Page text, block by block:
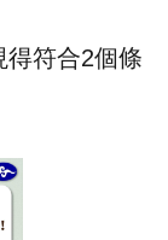
符合2個條